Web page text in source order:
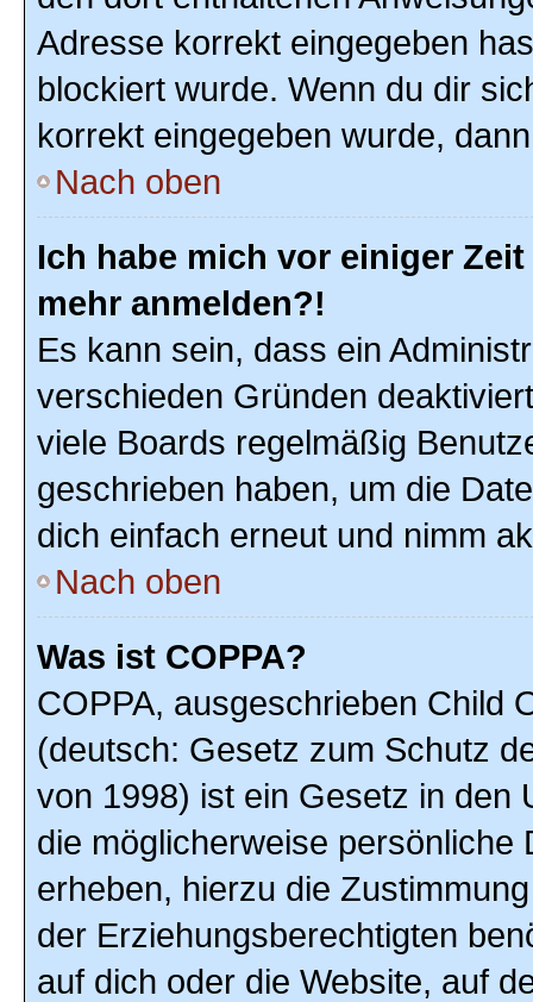
Adresse korrekt eingegeben
blockiert wurde. Wenn du dir
korrekt eingegeben wurde,
Nach oben
Ich habe mich vor einiger
mehr anmelden?!
Es kann sein, dass ein
verschieden Gründen
viele Boards regelmäßig
geschrieben haben, um die
dich einfach erneut und nimm
Nach oben
Was ist COPPA?
COPPA, ausgeschrieben Child
(deutsch: Gesetz zum Schutz
von 1998) ist ein Gesetz in den
die möglicherweise
erheben, hierzu die
der Erziehungsberechtigten
auf dich oder die Website, auf